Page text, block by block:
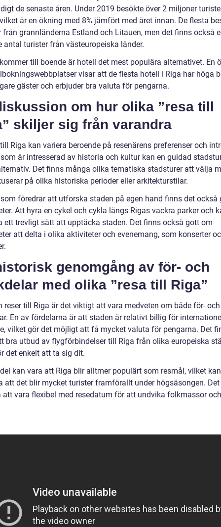
de senaste åren. Under 2019 besökte över 2 miljoner
är en ökning med 8% jämfört med året innan. De flesta
från grannländerna Estland och Litauen, men det finns också
antal turister från västeuropeiska länder.
till boende är hotell det mest populära alternativet. En
visar att de flesta hotell i Riga har höga
gäster och erbjuder bra valuta för pengarna.
om hur olika ”resa till
skiljer sig från varandra
Riga kan variera beroende på resenärens preferenser och
är intresserad av historia och kultur kan en guidad
Det finns många olika tematiska stadsturer att välja
på olika historiska perioder eller arkitekturstilar.
föredrar att utforska staden på egen hand finns det också
Att hyra en cykel och cykla längs Rigas vackra parker och
ett trevligt sätt att upptäcka staden. Det finns också gott om
att delta i olika aktiviteter och evenemang, som konserter
genomgång av för- och
med olika ”resa till Riga”
reser till Riga är det viktigt att vara medveten om både för- och
En av fördelarna är att staden är relativt billig för
vilket gör det möjligt att få mycket valuta för pengarna. Det
bra utbud av flygförbindelser till Riga från olika europeiska
det enkelt att ta sig dit.
kan vara att Riga blir alltmer populärt som resmål, vilket kan
att det blir mycket turister framförallt under högsäsongen.
att vara flexibel med resedatum för att undvika folkmassor